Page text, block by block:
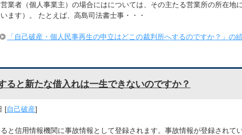
業者（個人事業主）の場合にはについては、その主たる営業所の所在地
ます）。 たとえば、高島司法書士事・・・
「自己破産・個人民事再生の申立はどこの裁判所へするのですか？」の
ると新たな借入れは一生できないのですか？
[自己破産]
と信用情報機関に事故情報として登録されます。事故情報が登録されて